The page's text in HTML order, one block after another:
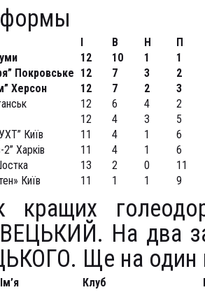
I В Н
П
12 10 1
1
Покровське 12 7 3
2
Херсон 12 7 2
3
12 6 4
2
12 4 3
5
Київ 11 4 1
6
Харків 11 4 1
6
13 2 0
11
Київ 11 1 1 9
кращих
На два
Ще на один
Клуб